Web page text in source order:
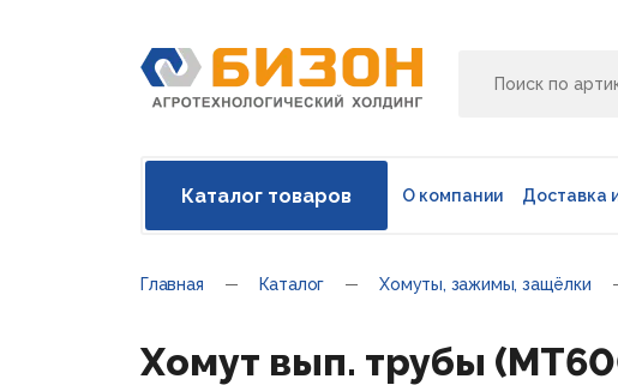
Каталог товаров О компании Доставка
Главная Каталог Хомуты, зажимы, защёлки
Хомут вып. трубы